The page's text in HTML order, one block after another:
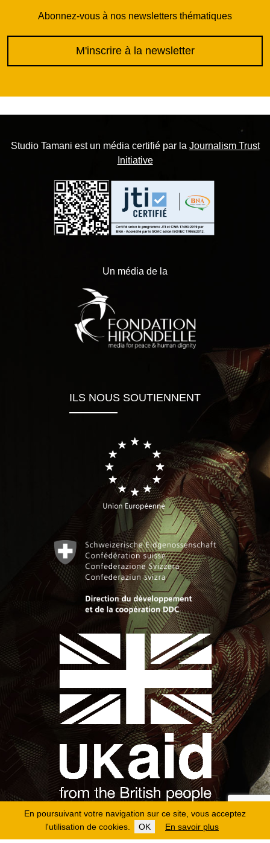
En poursuivant votre navigation sur ce site, vous acceptez
l'utilisation de cookies.
OK En savoir plus
Abonnez-vous à nos newsletters thématiques
M'inscrire à la newsletter
Studio Tamani est un média certifié par la Journalism Trust
Initiative
Un média de la
ILS NOUS SOUTIENNENT